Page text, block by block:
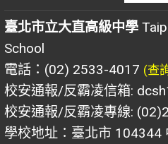
臺北市立大直高級中學
School
電話：(02) 2533-4017 (查
校安通報/反霸凌信箱:
校安通報/反霸凌專線:
學校地址：臺北市 104344